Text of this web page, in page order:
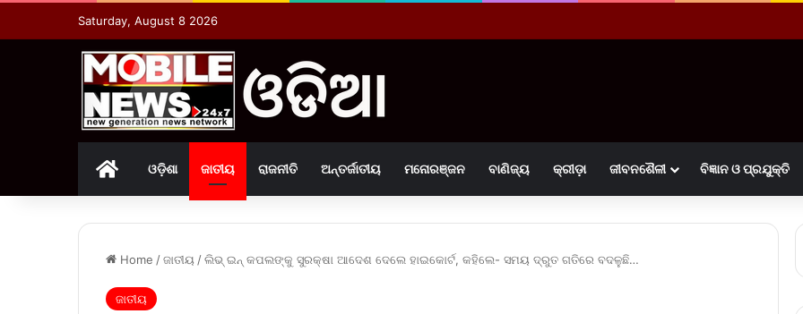
Saturday, August 8 2026
Homeଓଡ଼ିଶା ଜାତୀୟ ରାଜନୀତି ଅନ୍ତର୍ଜାତୀୟ ମନୋରଞ୍ଜନ ବାଣିଜ୍ୟ କ୍ରୀଡ଼ା ଜୀବନଶୈଳୀ ବିଜ୍ଞାନ ଓ ପ୍ରଯୁକ୍ତି
Home /ଜାତୀୟ /ଲିଭ୍ ଇନ୍ କପଲଙ୍କୁ ସୁରକ୍ଷା ଆଦେଶ ଦେଲେ ହାଇକୋର୍ଟ, କହିଲେ- ସମୟ ଦ୍ରୁତ ଗତିରେ ବଦଳୁଛି…
ଜାତୀୟ